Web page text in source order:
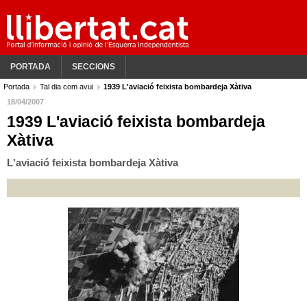
PORTADA SECCIONS
Portada Tal dia com avui
1939 L'aviació feixista bombardeja Xàtiva
18/04/2007
1939 L'aviació feixista bombardeja
Xàtiva
L'aviació feixista bombardeja Xàtiva